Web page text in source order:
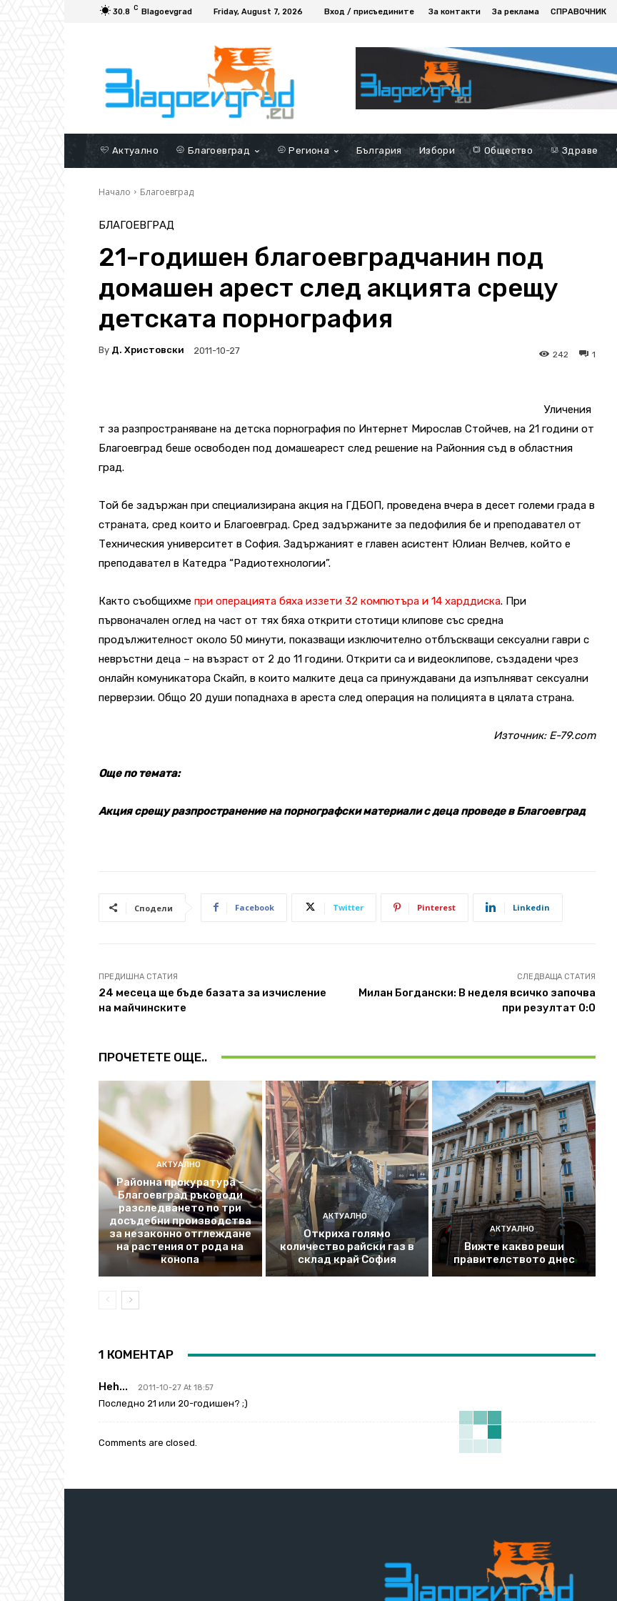
30.8 C Blagoevgrad Friday, August 7, 2026 Вход / присъедините За контакти За реклама СПРАВОЧНИК
Актуално Благоевград Региона България Избори Общество Здраве
Начало Благоевград
БЛАГОЕВГРАД
21-годишен благоевградчанин под
домашен арест след акцията срещу
детската порнография
By Д. Христовски 2011-10-27 1
242
Уличения
т за разпространяване на детска порнография по Интернет Мирослав Стойчев, на 21 години от
Благоевград беше освободен под домашеарест след решение на Районния съд в областния
град.
Той бе задържан при специализирана акция на ГДБОП, проведена вчера в десет големи града в
страната, сред които и Благоевград. Сред задържаните за педофилия бе и преподавател от
Техническия университет в София. Задържаният е главен асистент Юлиан Велчев, който е
преподавател в Катедра “Радиотехнологии”.
Както съобщихме при операцията бяха иззети 32 компютъра и 14 харддиска. При
първоначален оглед на част от тях бяха открити стотици клипове със средна
продължителност около 50 минути, показващи изключително отблъскващи сексуални гаври с
невръстни деца – на възраст от 2 до 11 години. Открити са и видеоклипове, създадени чрез
онлайн комуникатора Скайп, в които малките деца са принуждавани да изпълняват сексуални
перверзии. Общо 20 души попаднаха в ареста след операция на полицията в цялата страна.
Източник: E-79.com
Още по темата:
Акция срещу разпространение на порнографски материали с деца проведе в Благоевград
Сподели Facebook Twitter Pinterest Linkedin
ПРЕДИШНА СТАТИЯ
24 месеца ще бъде базата за изчисление
на майчинските
СЛЕДВАЩА СТАТИЯ
Милан Богдански: В неделя всичко започва
при резултат 0:0
ПРОЧЕТЕТЕ ОЩЕ..
АКТУАЛНО
Районна прокуратура –
Благоевград ръководи
разследването по три
досъдебни производства
за незаконно отглеждане
на растения от рода на
конопа
АКТУАЛНО
Откриха голямо
количество райски газ в
склад край София
АКТУАЛНО
Вижте какво реши
правителството днес
1 КОМЕНТАР
Heh... 2011-10-27 At 18:57
Последно 21 или 20-годишен? ;)
Comments are closed.